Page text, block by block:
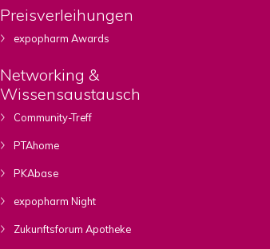
Preisverleihungen
expopharm Awards
Networking &
Wissensaustausch
Community-Treff
PTAhome
PKAbase
expopharm Night
Zukunftsforum Apotheke